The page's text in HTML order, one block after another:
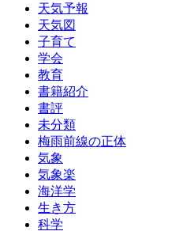
天気予報
天気図
子育て
学会
教育
書籍紹介
書評
未分類
梅雨前線の正体
気象
気象楽
海洋学
生き方
科学